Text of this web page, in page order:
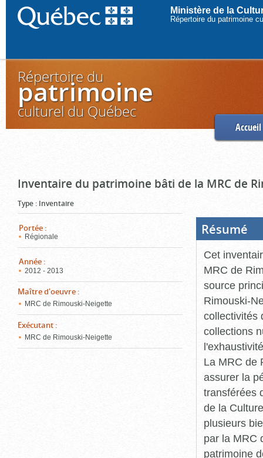
Ministère de la
Répertoire du patrimoine
Répertoire du
patrimoine
culturel du Québec
Accueil
Inventaire du patrimoine bâti de la MRC de
Type : Inventaire
Portée :
Régionale
Année :
2012 - 2013
Maître d'oeuvre :
MRC de Rimouski-Neigette
Exécutant :
MRC de Rimouski-Neigette
Résumé
Cet
MRC de
source
Rimouski-
collectivités
collections
La MRC de
assurer la
transférées
de la
plusieurs
par la MRC
patrimoine